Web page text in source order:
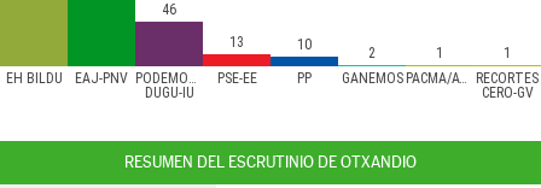
EH BILDU EAJ-PNV PODEMOS/AHAL
DUGU-IU
PSE-EE PP GANEMOS PACMA/ATTKA
RECORTES
CERO-GV
46
13
10 2 1 1
RESUMEN DEL ESCRUTINIO DE OTXANDIO